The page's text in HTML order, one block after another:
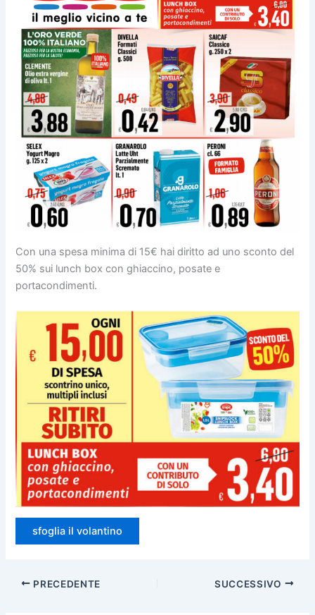
Con una spesa minima di 15€ hai diritto ad uno sconto del
50% sui lunch box con ghiaccino, posate e
portacondimenti.
sfoglia il volantino
PRECEDENTE SUCCESSIVO